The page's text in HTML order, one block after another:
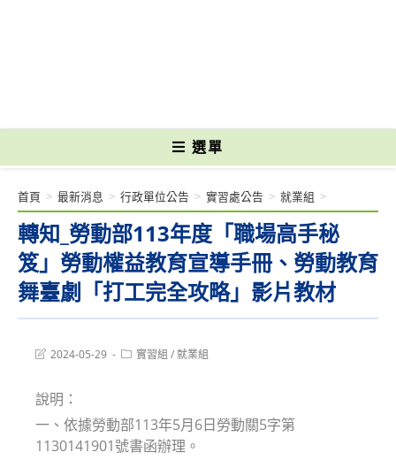
選單
轉知_勞動部113年度「職場高手秘
笈」勞動權益教育宣導手冊、勞動教育
舞臺劇「打工完全攻略」影片教材
首頁 > 最新消息 > 行政單位公告 > 實習處公告 > 就業組 >
Post2024-05-29
Post實習組 /就業組
說明：
一、依據勞動部113年5月6日勞動關5字第
1130141901號書函辦理。